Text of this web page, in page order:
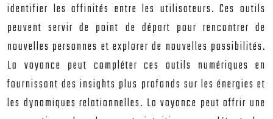
identifier les affinités entre les utilisateurs. Ces outils
peuvent servir de point de départ pour rencontrer de
nouvelles personnes et explorer de nouvelles possibilités.
La voyance peut compléter ces outils numériques en
fournissant des insights plus profonds sur les énergies et
les dynamiques relationnelles. La voyance peut offrir une